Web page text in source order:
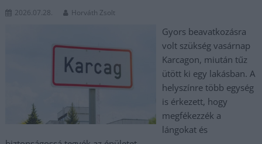
2026.07.28. Horváth Zsolt
Gyors beavatkozásra
volt szükség vasárnap
Karcagon, miután tűz
ütött ki egy lakásban. A
helyszínre több egység
is érkezett, hogy
megfékezzék a
lángokat és